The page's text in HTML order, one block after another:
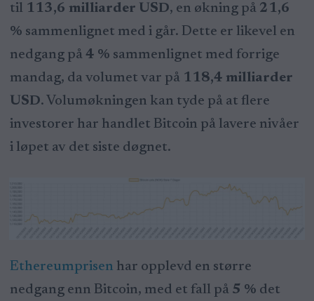
til 113,6 milliarder USD, en økning på 21,6
% sammenlignet med i går. Dette er likevel en
nedgang på 4 % sammenlignet med forrige
mandag, da volumet var på 118,4 milliarder
USD. Volumøkningen kan tyde på at flere
investorer har handlet Bitcoin på lavere nivåer
i løpet av det siste døgnet.
Ethereumprisen har opplevd en større
nedgang enn Bitcoin, med et fall på 5 % det